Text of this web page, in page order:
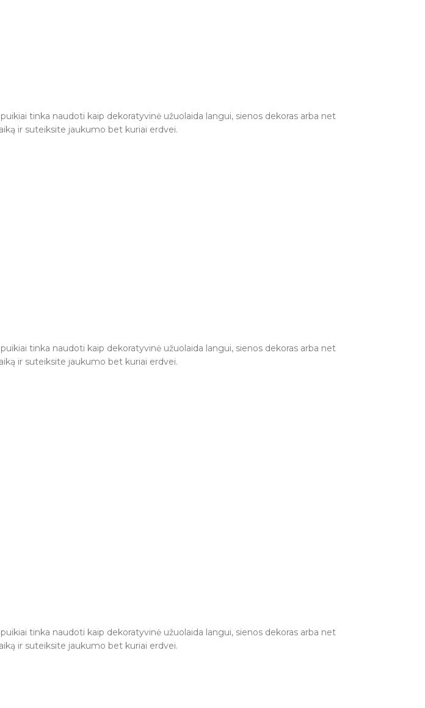
tinka naudoti kaip dekoratyvinė užuolaida langui, sienos dekoras arba net
ir suteiksite jaukumo bet kuriai erdvei.
tinka naudoti kaip dekoratyvinė užuolaida langui, sienos dekoras arba net
ir suteiksite jaukumo bet kuriai erdvei.
tinka naudoti kaip dekoratyvinė užuolaida langui, sienos dekoras arba net
ir suteiksite jaukumo bet kuriai erdvei.